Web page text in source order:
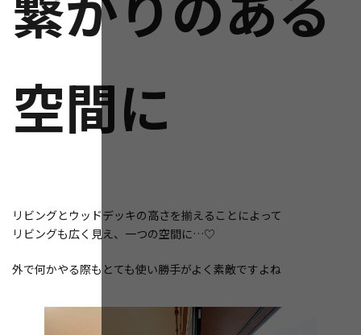
空間に
リビングとウッドデッキの高さを揃えることによって
リビングも広く見え、一つの空間に…♡
外で何かやる際もとても使い勝手がよく素敵ですよね